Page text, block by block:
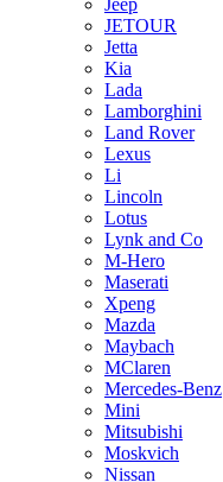
Jeep
JETOUR
Jetta
Kia
Lada
Lamborghini
Land Rover
Lexus
Li
Lincoln
Lotus
Lynk and Co
M-Hero
Maserati
Xpeng
Mazda
Maybach
MClaren
Mercedes-Benz
Mini
Mitsubishi
Moskvich
Nissan